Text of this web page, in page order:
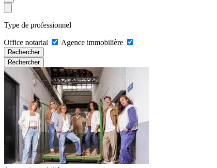
Type de professionnel
Office notarial Agence immobilière
Rechercher
Rechercher